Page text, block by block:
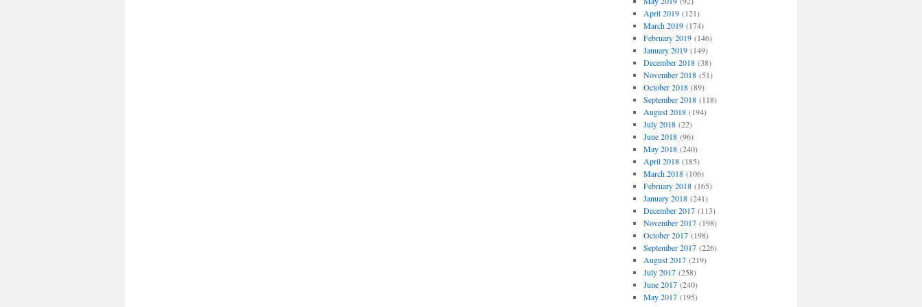
April 2019(121)
March 2019(174)
February 2019(146)
January 2019(149)
December 2018(38)
November 2018(51)
October 2018(89)
September 2018(118)
August 2018(194)
July 2018(22)
June 2018(96)
May 2018(240)
April 2018(185)
March 2018(106)
February 2018(165)
January 2018(241)
December 2017(113)
November 2017(198)
October 2017(198)
September 2017(226)
August 2017(219)
July 2017(258)
June 2017(240)
May 2017(195)